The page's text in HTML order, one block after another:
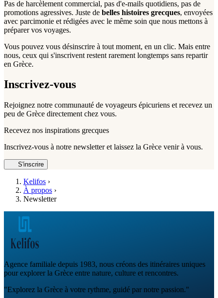
Pas de harcèlement commercial, pas d'e-mails quotidiens, pas de
promotions agressives. Juste de belles histoires grecques, envoyées
avec parcimonie et rédigées avec le même soin que nous mettons à
préparer vos voyages.
Vous pouvez vous désinscrire à tout moment, en un clic. Mais entre
nous, ceux qui s'inscrivent restent rarement longtemps sans repartir
en Grèce.
Inscrivez-vous
Rejoignez notre communauté de voyageurs épicuriens et recevez un
peu de Grèce directement chez vous.
Recevez nos inspirations grecques
Inscrivez-vous à notre newsletter et laissez la Grèce venir à vous.
S'inscrire
Kelifos ›
À propos ›
Newsletter
Agence familiale depuis 1983, nous créons des itinéraires uniques
pour explorer la Grèce entre nature, culture et rencontres.
"Explorez la Grèce à votre rythme, guidé par notre passion."